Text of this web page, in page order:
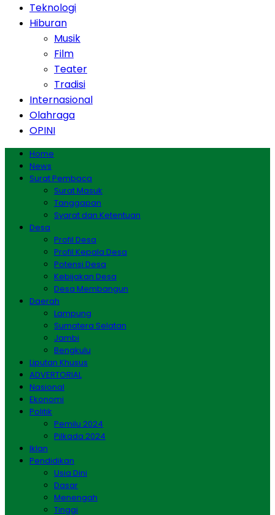
Teknologi
Hiburan
Musik
Film
Teater
Tradisi
Internasional
Olahraga
OPINI
Home
News
Surat Pembaca
Surat Masuk
Tanggapan
Syarat dan Ketentuan
Desa
Profil Desa
Profil Kepala Desa
Potensi Desa
Kebijakan Desa
Desa Membangun
Daerah
Lampung
Sumatera Selatan
Jambi
Bengkulu
Liputan Khusus
ADVERTORIAL
Nasional
Ekonomi
Politik
Pemilu 2024
Pilkada 2024
Iklan
Pendidikan
Usia Dini
Dasar
Menengah
Tinggi